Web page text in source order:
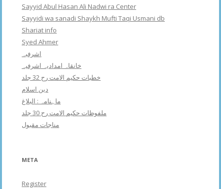
Sayyid Abul Hasan Ali Nadwi ra Center
Sayyidi wa sanadi Shaykh Mufti Taqi Usmani db
Shariat info
Syed Ahmer
اشرفبہ
خانقاہ امدادیہ اشرفیہ
خطبات حکیم الامت رح 32 جلد
دین اسلام
ماہنامہ : البلاغ
ملفوظات حکیم الامت رح 30 جلد
مناجات مقبول
META
Register